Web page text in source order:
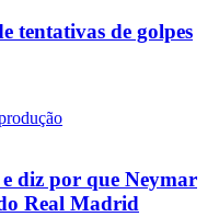
tentativas de golpes
diz por que Neymar
Real Madrid